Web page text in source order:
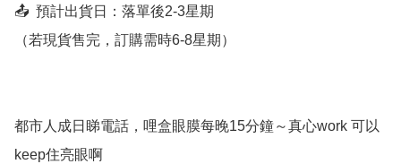
📤  預計出貨日：落單後2-3星期
（若現貨售完，訂購需時6-8星期）
都市人成日睇電話，哩盒眼膜每晚15分鐘～真心work 可以
keep住亮眼啊